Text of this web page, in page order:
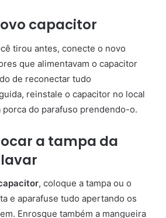
capacitor
tirou antes, conecte o novo
que alimentavam o capacitor
de reconectar tudo
reinstale o capacitor no local
do parafuso prendendo-o.
a tampa da
, coloque a tampa ou o
e aparafuse tudo apertando os
Enrosque também a mangueira